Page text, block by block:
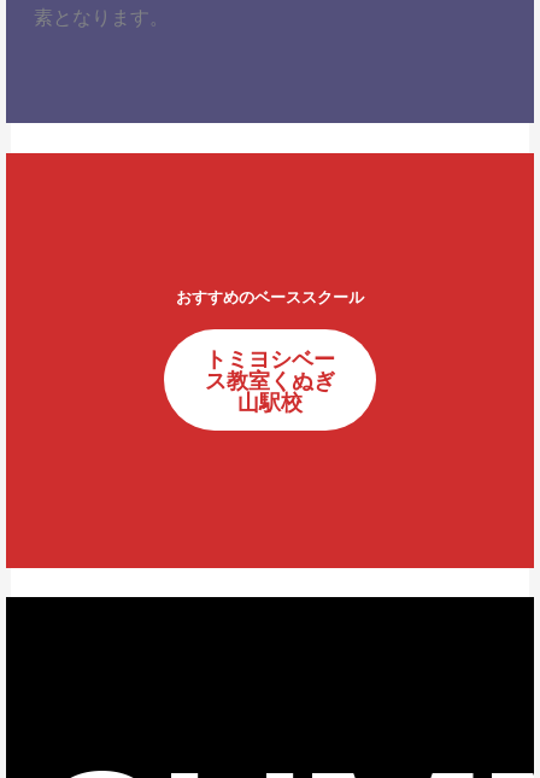
素となります。
おすすめのベーススクール
トミヨシベー
ス教室くぬぎ
山駅校